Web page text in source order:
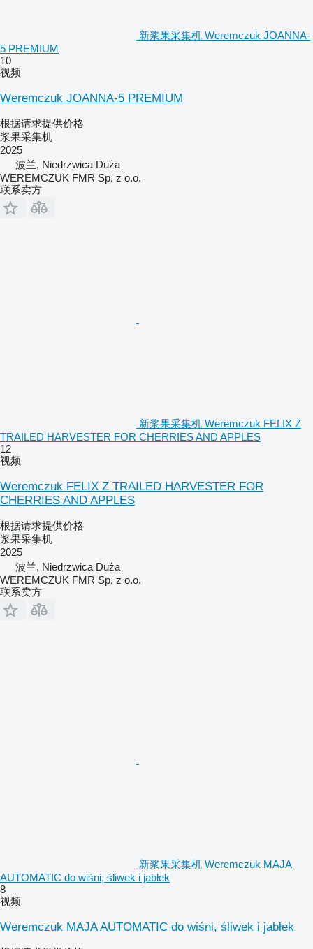
新浆果采集机 Weremczuk JOANNA-
5 PREMIUM
10
视频
Weremczuk JOANNA-5 PREMIUM
根据请求提供价格
浆果采集机
2025
波兰, Niedrzwica Duża
WEREMCZUK FMR Sp. z o.o.
联系卖方
新浆果采集机 Weremczuk FELIX Z
TRAILED HARVESTER FOR CHERRIES AND APPLES
12
视频
Weremczuk FELIX Z TRAILED HARVESTER FOR
CHERRIES AND APPLES
根据请求提供价格
浆果采集机
2025
波兰, Niedrzwica Duża
WEREMCZUK FMR Sp. z o.o.
联系卖方
新浆果采集机 Weremczuk MAJA
AUTOMATIC do wiśni, śliwek i jabłek
8
视频
Weremczuk MAJA AUTOMATIC do wiśni, śliwek i jabłek